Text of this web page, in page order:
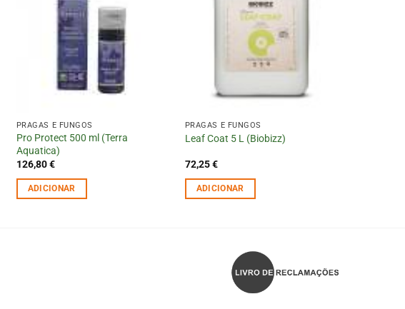
PRAGAS E FUNGOS
Pro Protect 500 ml (Terra
Aquatica)
126,80€
ADICIONAR
PRAGAS E FUNGOS
Leaf Coat 5 L (Biobizz)
72,25€
ADICIONAR